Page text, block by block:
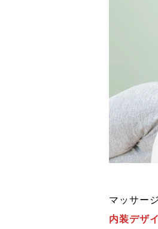
マッサー
内装デザ